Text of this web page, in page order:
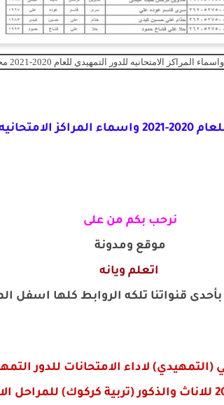
الامتحانيه للدور التمهيدي للعام 2020-2021 محافظة كركوك
التمهيدي
نرحب بكم من على
موقع ومدونة
اتعلم ويانه
قنواتنا تلكه الروابط كلها اسفل
لاداء الامتحانات للدور